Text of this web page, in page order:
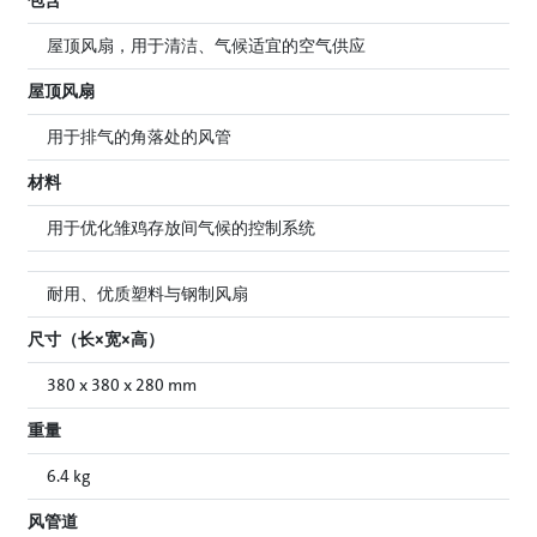
屋顶风扇，用于清洁、气候适宜的空气供应
屋顶风扇
用于排气的角落处的风管
材料
用于优化雏鸡存放间气候的控制系统
耐用、优质塑料与钢制风扇
尺寸（长×宽×高）
380 x 380 x 280 mm
重量
6.4 kg
风管道